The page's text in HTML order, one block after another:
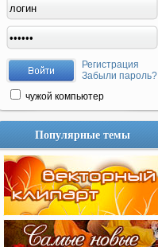
Регистрация
Забыли пароль?
чужой компьютер
Популярные темы